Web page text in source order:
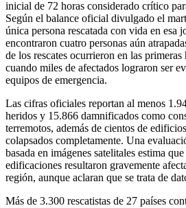
inicial de 72 horas considerado crítico
Según el balance oficial divulgado el
única persona rescatada con vida en esa
encontraron cuatro personas aún
de los rescates ocurrieron en las primeras
cuando miles de afectados lograron ser
equipos de emergencia.
Las cifras oficiales reportan al menos
heridos y 15.866 damnificados como
terremotos, además de cientos de
colapsados completamente. Una
basada en imágenes satelitales estima
edificaciones resultaron gravemente
región, aunque aclaran que se trata de
Más de 3.300 rescatistas de 27 países